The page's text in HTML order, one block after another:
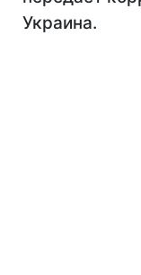
Украина.